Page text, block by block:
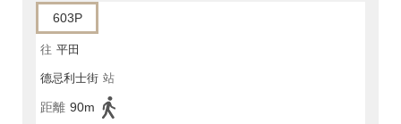
603P
往 平田
德忌利士街 站
距離 90m